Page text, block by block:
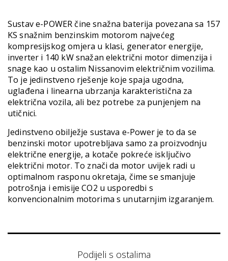
Sustav e-POWER čine snažna baterija povezana sa 157
KS snažnim benzinskim motorom najvećeg
kompresijskog omjera u klasi, generator energije,
inverter i 140 kW snažan električni motor dimenzija i
snage kao u ostalim Nissanovim električnim vozilima.
To je jedinstveno rješenje koje spaja ugodna,
uglađena i linearna ubrzanja karakteristična za
električna vozila, ali bez potrebe za punjenjem na
utičnici.
Jedinstveno obilježje sustava e-Power je to da se
benzinski motor upotrebljava samo za proizvodnju
električne energije, a kotače pokreće isključivo
električni motor. To znači da motor uvijek radi u
optimalnom rasponu okretaja, čime se smanjuje
potrošnja i emisije CO2 u usporedbi s
konvencionalnim motorima s unutarnjim izgaranjem.
Podijeli s ostalima